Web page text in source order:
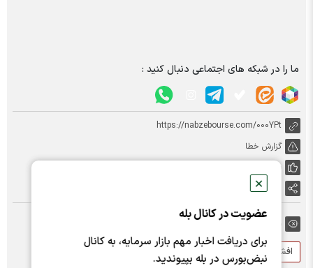
✕
عضویت در کانال بله
برای دریافت اخبار مهم بازار سرمایه، به کانال
نبض‌بورس در بله بپیوندید.
ما را در شبکه های اجتماعی دنبال کنید :
https://nabzebourse.com/000YPt
گزارش خطا
پسندها:
اشتراک گذاری
برچسب ها:
افشای اطلاعات با اهمیت افشای اطلاعات گروه ب